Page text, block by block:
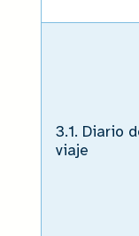
3.1. Diario
viaje